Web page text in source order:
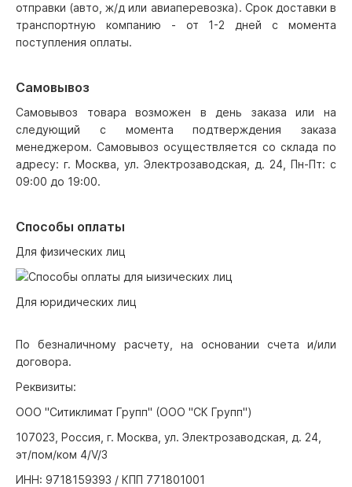
отправки (авто, ж/д или авиаперевозка). Срок доставки в
транспортную компанию - от 1-2 дней с момента
поступления оплаты.
Самовывоз
Самовывоз товара возможен в день заказа или на
следующий с момента подтверждения заказа
менеджером. Самовывоз осуществляется со склада по
адресу: г. Москва, ул. Электрозаводская, д. 24, Пн-Пт: с
09:00 до 19:00.
Способы оплаты
Для физических лиц
Для юридических лиц
По безналичному расчету, на основании счета и/или
договора.
Реквизиты:
ООО "Ситиклимат Групп" (ООО "СК Групп")
107023, Россия, г. Москва, ул. Электрозаводская, д. 24,
эт/пом/ком 4/V/3
ИНН: 9718159393 / КПП 771801001